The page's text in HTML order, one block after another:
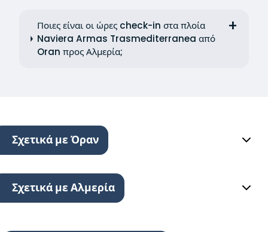
Ποιες είναι οι ώρες check-in στα πλοία
Naviera Armas Trasmediterranea από
Oran προς Αλμερία;
Σχετικά με Όραν
Σχετικά με Αλμερία